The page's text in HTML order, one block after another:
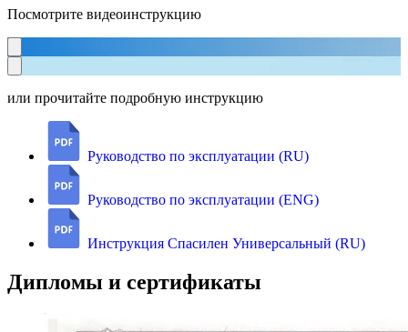
Посмотрите видеоинструкцию
или прочитайте подробную инструкцию
Руководство по эксплуатации (RU)
Руководство по эксплуатации (ENG)
Инструкция Спасилен Универсальный (RU)
Дипломы и сертификаты